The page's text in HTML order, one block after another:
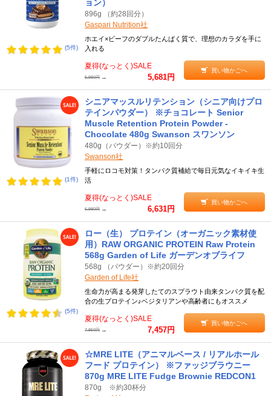
(5件)
ョン）
896g （約28回分）
Gaspari Nutrition社
ホエイ×ビーフのダブルたんぱく質で、理想のカラダを手に
入れる
夏得(なっとく)SALE
5,980円 → 5,681円
買い物かごへ
(1件)
シニアマッスルリテンション（シニア向けプロ
テインパウダー） ※チョコレート Senior
Muscle Retention Protein Powder -
Chocolate 480g Swanson スワンソン
480g（パウダー）※約10回分
Swanson社
手軽にロコモ対策！タンパク質補給で毎日元気なイキイキ生
活
夏得(なっとく)SALE
6,980円 → 6,631円
買い物かごへ
(5件)
ロー（生） プロテイン（オーガニック素材使
用）RAW ORGANIC PROTEIN Raw Protein
568g Garden of Life ガーデンオブライフ
568g （パウダー）※約20回分
Garden of Life社
生命力が高まる発芽したてのスプラウト由来タンパク質を配
合の生プロテイン♪ベジタリアンや高齢者にもオススメ
夏得(なっとく)SALE
7,850円 → 7,457円
買い物かごへ
☆MRE LITE（アニマルベース / リアルホール
フード プロテイン） ※ファッジブラウニー
870g MRE LITE Fudge Brownie REDCON1
870g ※約30杯分